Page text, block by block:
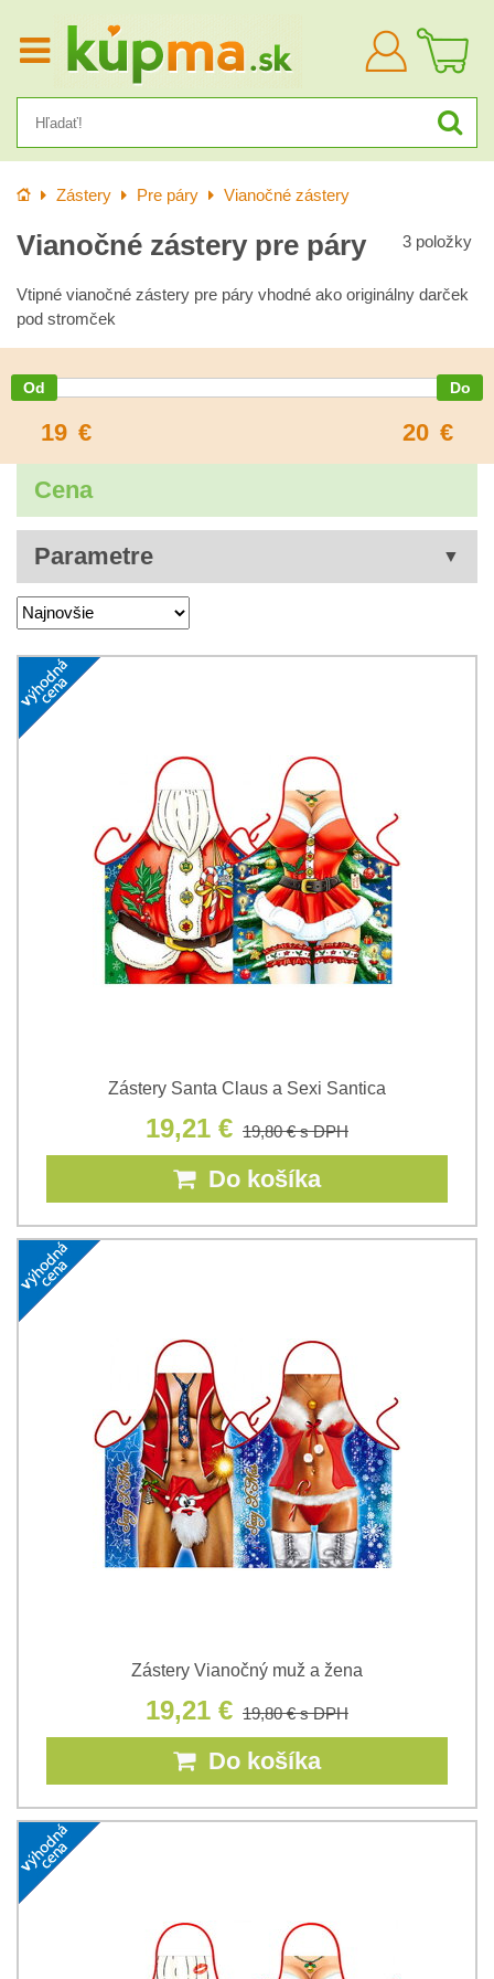
Prihlásiť
sa
Úvod Zástery Pre páry Vianočné zástery
Vianočné zástery pre páry 3 položky
Vtipné vianočné zástery pre páry vhodné ako originálny darček
pod stromček
19 € 20 €
Cena
Parametre
Zástery Santa Claus a Sexi Santica
19,21 € 19,80 €s DPH
Do košíka
Zástery Vianočný muž a žena
19,21 € 19,80 €s DPH
Do košíka